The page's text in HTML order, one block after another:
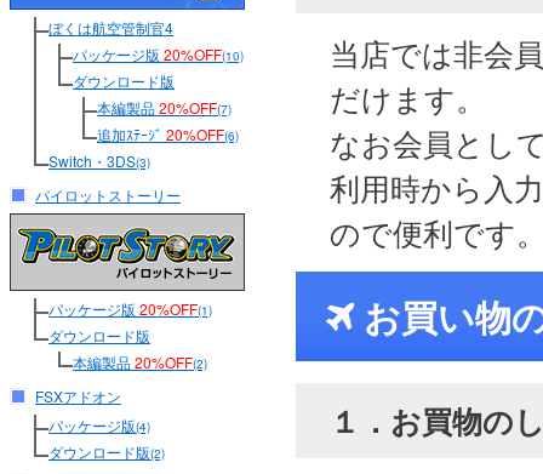
ぼくは航空管制官4
パッケージ版 20%OFF(10)
ダウンロード版
本編製品20%OFF(7)
追加ｽﾃｰｼﾞ 20%OFF(6)
Switch・3DS(3)
パイロットストーリー
パッケージ版 20%OFF(1)
ダウンロード版
本編製品20%OFF(2)
FSXアドオン
パッケージ版(4)
ダウンロード版(2)
当店では非会
だけます。
なお会員とし
利用時から入
ので便利です
お買い物
１．お買物の